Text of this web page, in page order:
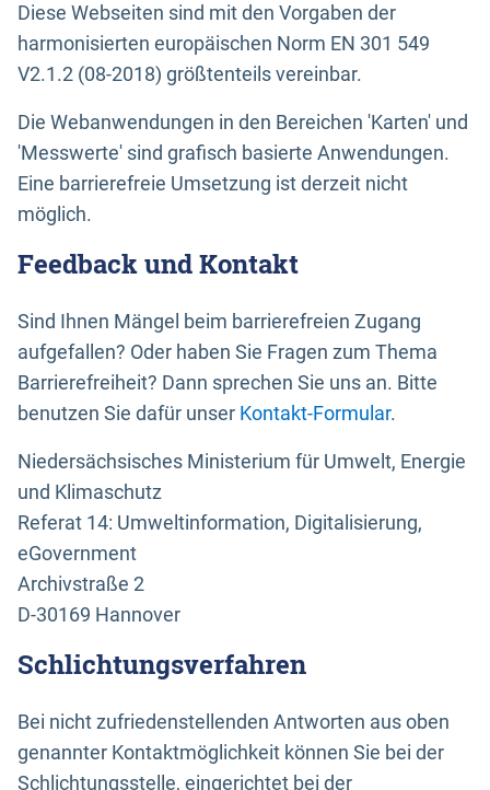
Diese Webseiten sind mit den Vorgaben der
harmonisierten europäischen Norm EN 301 549
V2.1.2 (08-2018) größtenteils vereinbar.
Die Webanwendungen in den Bereichen 'Karten' und
'Messwerte' sind grafisch basierte Anwendungen.
Eine barrierefreie Umsetzung ist derzeit nicht
möglich.
Feedback und Kontakt
Sind Ihnen Mängel beim barrierefreien Zugang
aufgefallen? Oder haben Sie Fragen zum Thema
Barrierefreiheit? Dann sprechen Sie uns an. Bitte
benutzen Sie dafür unser Kontakt-Formular.
Niedersächsisches Ministerium für Umwelt, Energie
und Klimaschutz
Referat 14: Umweltinformation, Digitalisierung,
eGovernment
Archivstraße 2
D-30169 Hannover
Schlichtungsverfahren
Bei nicht zufriedenstellenden Antworten aus oben
genannter Kontaktmöglichkeit können Sie bei der
Schlichtungsstelle, eingerichtet bei der